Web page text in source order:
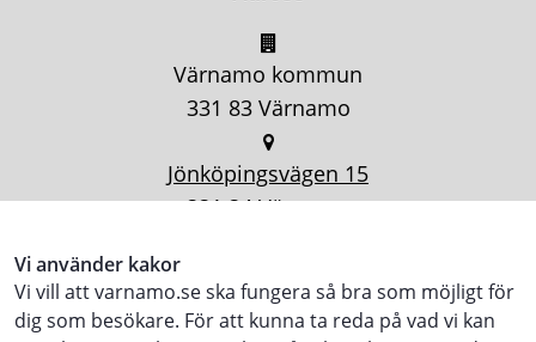
Vi använder kakor
Vi vill att varnamo.se ska fungera så bra som möjligt för
dig som besökare. För att kunna ta reda på vad vi kan
Värnamo kommun
331 83 Värnamo
Jönköpingsvägen 15
331 34 Värnamo